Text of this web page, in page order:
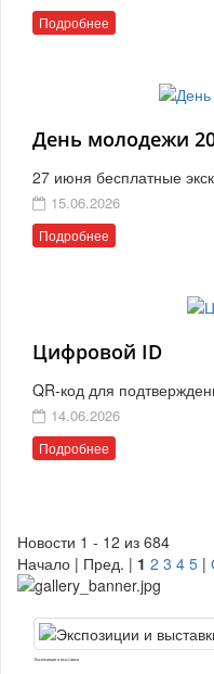
Подробнее
День молодежи
27 июня бесплатные
15.06.2026
Подробнее
Цифровой ID
QR-код для
14.06.2026
Подробнее
Новости 1 - 12 из 684
Начало | Пред. | 1 2 3 4 5 |
Экспозиции и выставки